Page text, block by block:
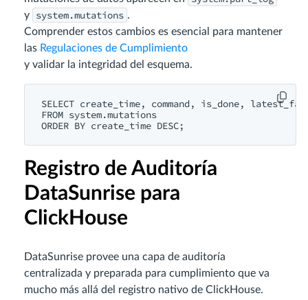
y system.mutations .
Comprender estos cambios es esencial para mantener
las Regulaciones de Cumplimiento
y validar la integridad del esquema.
SELECT create_time, command, is_done,
FROM system.mutations
Registro de Auditoría
DataSunrise para
ClickHouse
DataSunrise provee una capa de auditoría
centralizada y preparada para cumplimiento que va
mucho más allá del registro nativo de ClickHouse.